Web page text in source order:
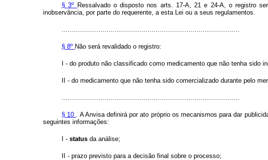
§ 3º Ressalvado o disposto nos arts. 17-A, 21 e 24-A, o registro
inobservância, por parte do requerente, a esta Lei ou a seus regulamentos.
...........................................................................................
§ 8º Não será revalidado o registro:
I - do produto não classificado como medicamento que não tenha sido
II - do medicamento que não tenha sido comercializado durante pelo
...........................................................................................
§ 10 . A Anvisa definirá por ato próprio os mecanismos para dar
seguintes informações:
I - status da análise;
II - prazo previsto para a decisão final sobre o processo;